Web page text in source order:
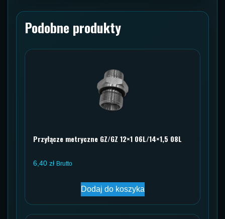
Podobne produkty
Przyłącze metryczne GZ/GZ 12×1 06L/14×1,5 08L
6,40 zł Brutto
Dodaj do koszyka